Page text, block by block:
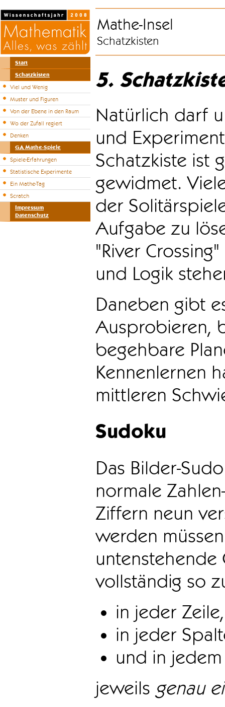
Start
Schatzkisten
Viel und Wenig
Muster und Figuren
Von der Ebene in den Raum
Wo der Zufall regiert
Denken
GA Mathe-Spiele
Spiele-Erfahrungen
Statistische Experimente
Ein Mathe-Tag
Scratch
Impressum
Datenschutz
Mathe-Insel
Schatzkisten
5.
Natürlich darf
und
Schatzkiste ist
gewidmet.
der
Aufgabe zu
"River
und Logik
Daneben gibt
Ausprobieren,
begehbare
Kennenlernen
mittleren
Sudoku
Das Bilder-
normale
Ziffern neun
werden
vollständig so
in jeder Zeile,
in jeder
und in
jeweils genau